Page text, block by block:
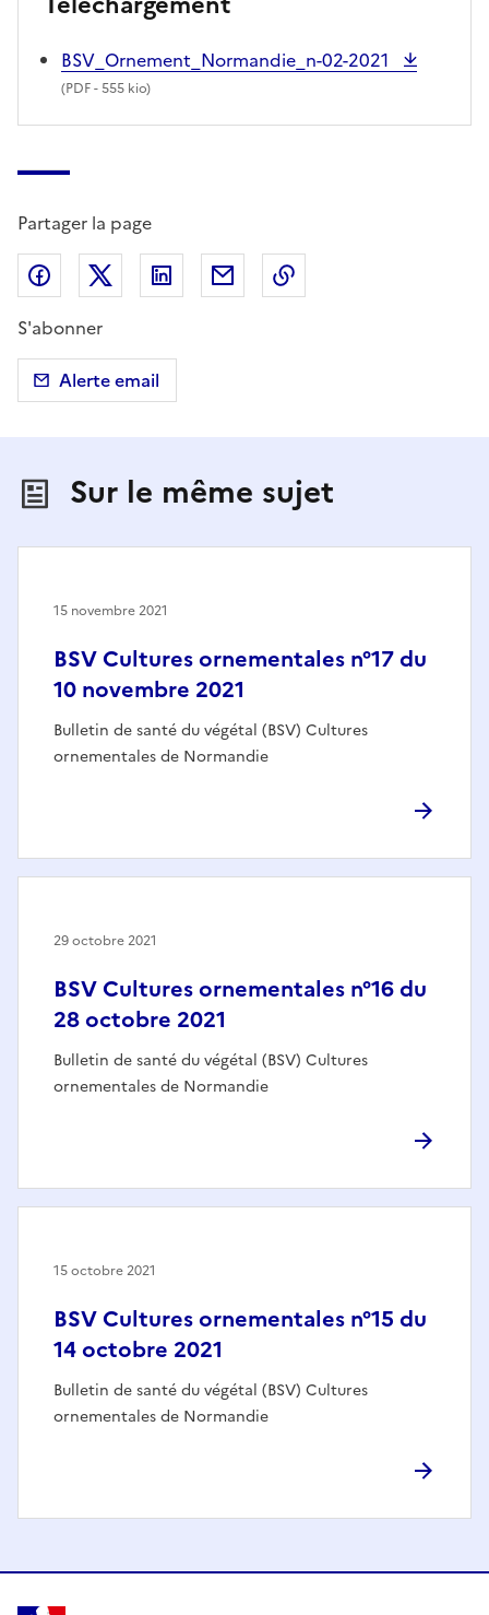
BSV_Ornement_Normandie_n-02-2021
(PDF- 555 kio)
Partager la page
Partager sur Facebook
Partager sur X (anciennement Twitter)
Partager sur LinkedIn
Partager par email
S'abonner
Alerte email
Sur le même sujet
BSV Cultures ornementales n°17 du
10 novembre 2021
Bulletin de santé du végétal (BSV) Cultures
ornementales de Normandie
15 novembre 2021
BSV Cultures ornementales n°16 du
28 octobre 2021
Bulletin de santé du végétal (BSV) Cultures
ornementales de Normandie
29 octobre 2021
BSV Cultures ornementales n°15 du
14 octobre 2021
Bulletin de santé du végétal (BSV) Cultures
ornementales de Normandie
15 octobre 2021